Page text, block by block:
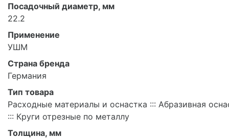
Посадочный диаметр, мм
22.2
Применение
УШМ
Страна бренда
Германия
Тип товара
Расходные материалы и оснастка ::: Абразивная
::: Круги отрезные по металлу
Толщина, мм